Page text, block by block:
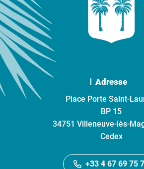
Adresse
Place Porte Saint-
BP 15
34751 Villeneuve-lès-
Cedex
+33 4 67 69 75